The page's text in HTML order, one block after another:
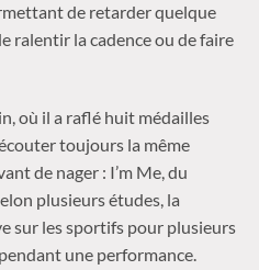
de retarder quelque
ralentir la cadence ou de faire
où il a raflé huit médailles
toujours la même
de nager : I’m Me, du
plusieurs études, la
sur les sportifs pour plusieurs
une performance.